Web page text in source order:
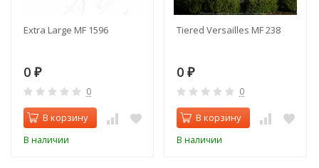
Extra Large MF 1596
0 ₽
0
В корзину
В наличии
Tiered Versailles MF 238
0 ₽
0
В корзину
В наличии